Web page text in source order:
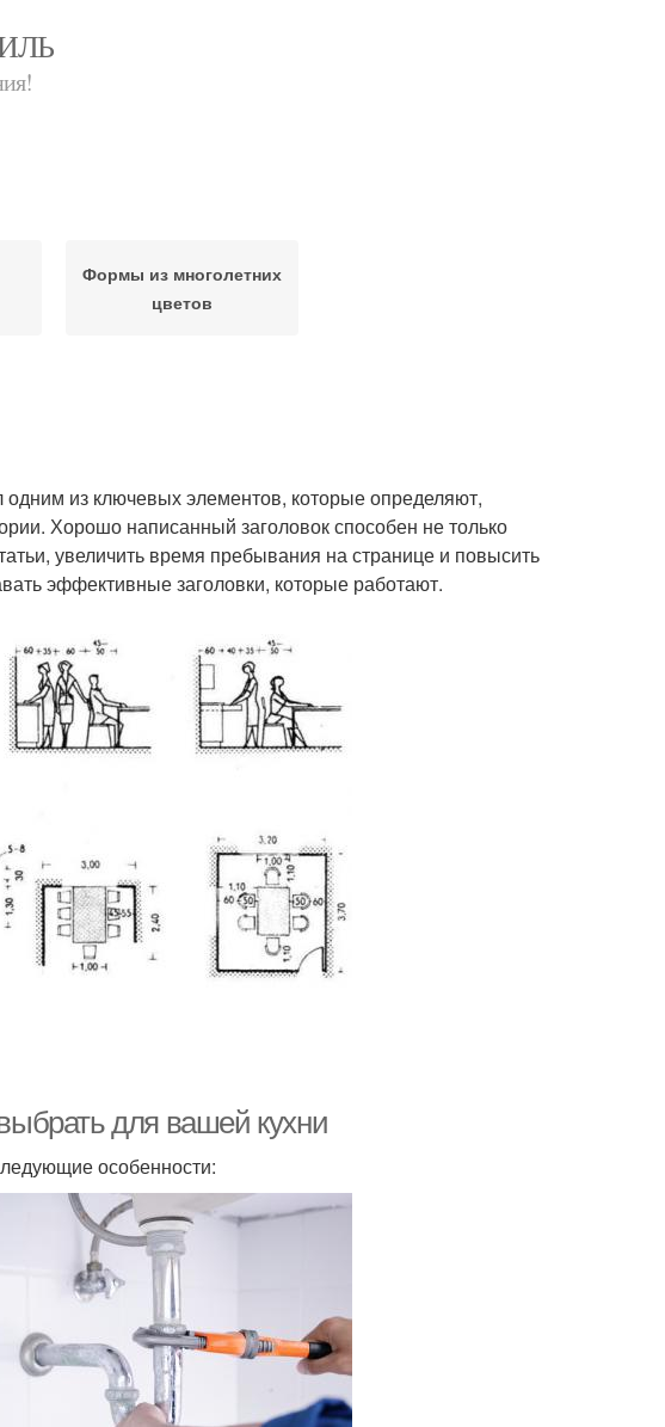
Формы из многолетних
цветов
из ключевых элементов, которые определяют,
Хорошо написанный заголовок способен не только
увеличить время пребывания на странице и повысить
эффективные заголовки, которые работают.
для вашей кухни
особенности: